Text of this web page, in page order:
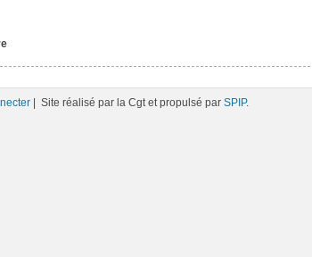
| Site réalisé par la Cgt et propulsé par SPIP.